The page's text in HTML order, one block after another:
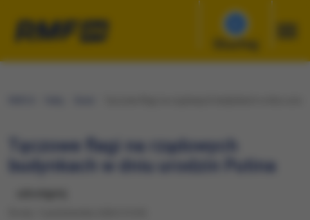
Słuchaj
Tęczowe flagi na rządowych
budynkach w dniu urodzin Putina